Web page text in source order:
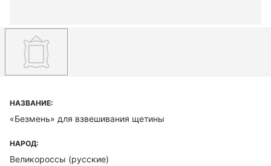
НАЗВАНИЕ:
«Безмень» для взвешивания щетины
НАРОД:
Великороссы (русские)